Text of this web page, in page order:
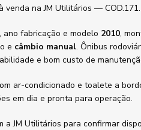
à venda na JM Utilitários — COD.171.
, ano fabricação e modelo 2010,
e câmbio manual. Ônibus
e bom custo de
ar-condicionado e toalete a
em dia e pronta para operação.
a JM Utilitários para confirmar